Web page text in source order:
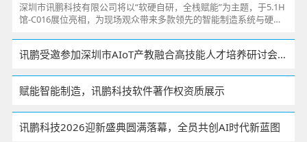
深圳市讯鹏科技有限公司将以“软硬自研，全栈赋能”为主题，于5.1H
馆-C016展位亮相，为现场观众带来多款领先的智能制造系统与硬件
讯鹏受邀参加深圳市AIoT产教融合高技能人才培养研讨会，并签署校企战略合作
赋能智能制造，讯鹏科技软件著作权资质展示
讯鹏科技2026迎新盛典圆满落幕，全员共创AI时代新蓝图